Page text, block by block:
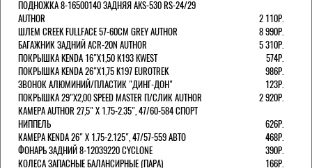
ПОДНОЖКА 8-16500140 ЗАДНЯЯ AKS-530 RS-24/29
AUTHOR
2 110Р.
ШЛЕМ CREEK FULLFACE 57-60СМ GREY AUTHOR
8 990Р.
БАГАЖНИК ЗАДНИЙ ACR-20N AUTHOR
5 310Р.
ПОКРЫШКА KENDA 16"Х1,50 K193 KWEST
574Р.
ПОКРЫШКА KENDA 26"Х1,75 K197 EUROTREK
986Р.
ЗВОНОК АЛЮМИНИЙ/ПЛАСТИК "ДИНГ-ДОН"
123Р.
ПОКРЫШКА 29"Х2,00 SPEED MASTER П/СЛИК AUTHOR
2 920Р.
КАМЕРА AUTHOR 27,5" Х 1.75-2.35", 47/60-584 СПОРТ
НИППЕЛЬ
626Р.
КАМЕРА KENDA 26" Х 1.75-2.125", 47/57-559 АВТО
468Р.
ФОНАРЬ ЗАДНИЙ 8-12039220 CYCLONE
390Р.
КОЛЕСА ЗАПАСНЫЕ БАЛАНСИРНЫЕ (ПАРА)
166Р.